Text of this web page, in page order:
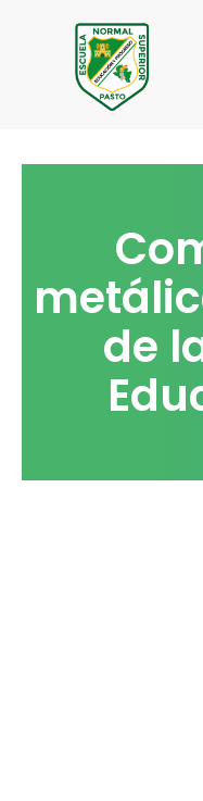
contenido
de